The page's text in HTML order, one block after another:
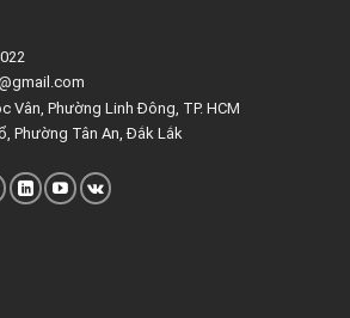
Vân, Phường Linh Đông, TP. HCM
Phường Tân An, Đắk Lắk